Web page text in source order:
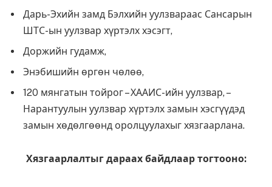
Дарь-Эхийн замд Бэлхийн уулзвараас Сансарын
ШТС-ын уулзвар хүртэлх хэсэгт,
Доржийн гудамж,
Энэбишийн өргөн чөлөө,
120 мянгатын тойрог – ХААИС-ийн уулзвар, –
Нарантуулын уулзвар хүртэлх замын хэсгүүдэд
замын хөдөлгөөнд оролцуулахыг хязгаарлана.
Хязгаарлалтыг дараах байдлаар тогтооно: